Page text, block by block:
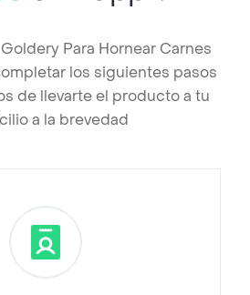
Para Hornear Carnes
los siguientes pasos
de llevarte el producto a tu
a la brevedad